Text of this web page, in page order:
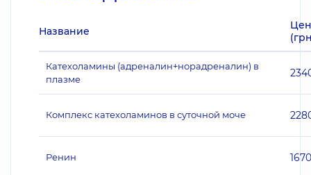
Название
Катехоламины (адреналин+норадреналин) в
плазме
Комплекс катехоламинов в суточной моче
Ренин 1670